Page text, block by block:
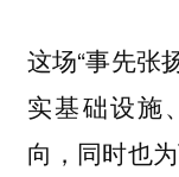
这场“事先张
实基础设施
向，同时也